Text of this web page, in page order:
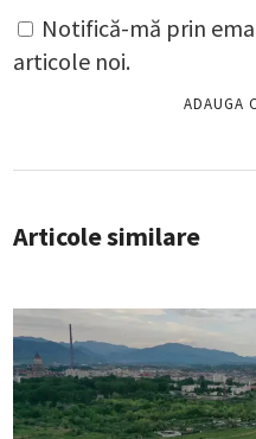
Notifică-mă prin
articole noi.
Articole similare